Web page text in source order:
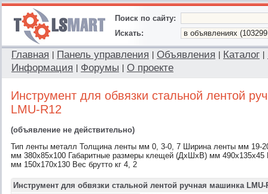
Поиск по сайту:
Искать:
Главная Панель управления Объявления Каталог
Информация
Форумы О проекте
Инструмент для обвязки стальной лентой
LMU-R12
(объявление не действительно)
Тип ленты металл Толщина ленты мм 0, 3-0, 7 Ширина ленты мм 19-
мм 380x85x100 Габаритные размеры клещей (ДхШхВ) мм 490x135x45
мм 150x170x130 Вес брутто кг 4, 2
Инструмент для обвязки стальной лентой ручная машинка LMU-